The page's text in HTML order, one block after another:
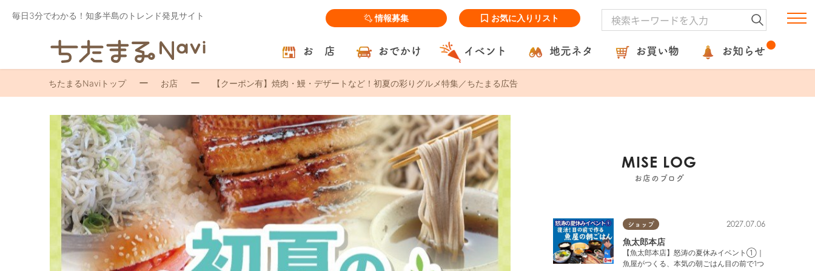
毎日3分でわかる！知多半島のトレンド発見サイト 情報募集 お気に入りリスト
お 店 おでかけ イベント 地元ネタ お買い物 お知らせ
ちたまるNaviトップ お店 【クーポン有】焼肉・鰻・デザートなど！初夏の彩りグルメ特集／ちたまる広告
MISE LOG
お店のブログ
ショップ 2027.07.06
魚太郎本店
【魚太郎本店】怒涛の夏休みイベント①｜
魚屋がつくる、本気の朝ごはん目の前で1つ